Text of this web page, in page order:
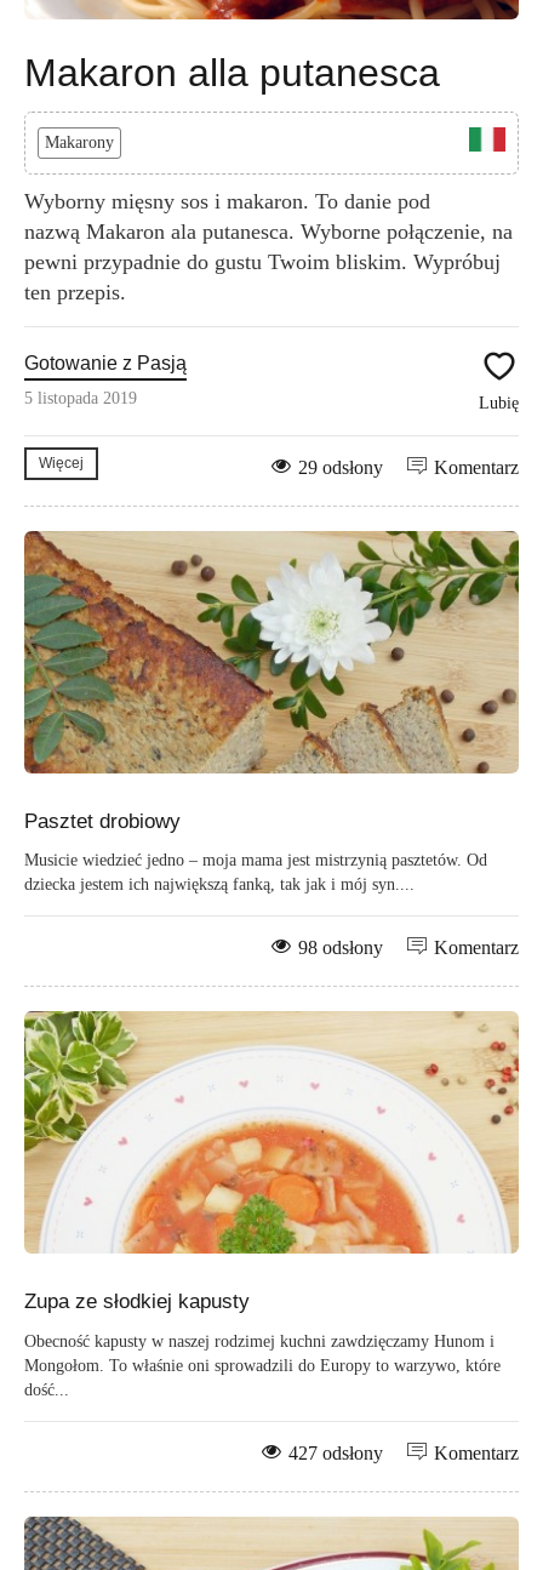
Makaron alla putanesca
Makarony
Wyborny mięsny sos i makaron. To danie pod
nazwą Makaron ala putanesca. Wyborne połączenie, na
pewni przypadnie do gustu Twoim bliskim. Wypróbuj
ten przepis.
Gotowanie z Pasją
5 listopada 2019 Lubię
Więcej Komentarz
29 odsłony
Pasztet drobiowy
Musicie wiedzieć jedno – moja mama jest mistrzynią pasztetów. Od
dziecka jestem ich największą fanką, tak jak i mój syn....
Komentarz
98 odsłony
Zupa ze słodkiej kapusty
Obecność kapusty w naszej rodzimej kuchni zawdzięczamy Hunom i
Mongołom. To właśnie oni sprowadzili do Europy to warzywo, które
dość...
Komentarz
427 odsłony